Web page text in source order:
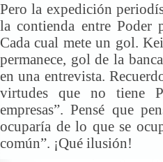
Pero la expedición
la contienda entre Poder
Cada cual mete un gol.
permanece, gol de la
en una entrevista.
virtudes que no tiene
empresas”. Pensé que
ocuparía de lo que se
común”. ¡Qué ilusión!